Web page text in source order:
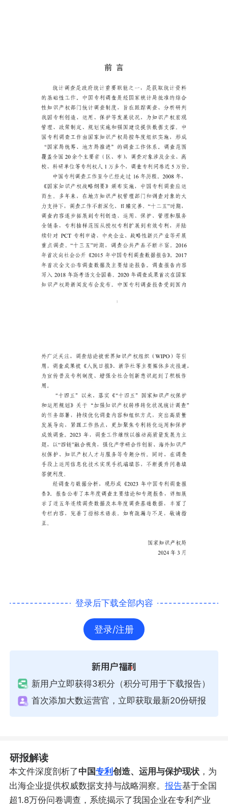
登录后下载全部内容
登录/注册
新用户立即获得3积分（积分可用于下载报告）
首次添加大数运营官，立即获取最新20份研报
研报解读
本文件深度剖析了中国专利 创造、运用与保护现状，为
出海企业提供权威数据支持与战略洞察。 报告基于全国
超1.8万份问卷调查，系统揭示了我国企业在专利产业